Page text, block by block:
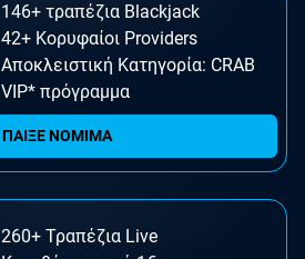
146+ τραπέζια Blackjack
42+ Κορυφαίοι Providers
Αποκλειστική Κατηγορία: CRAB
VIP* πρόγραμμα
ΠΑΙΞΕ ΝΟΜΙΜΑ
260+ Τραπέζια Live